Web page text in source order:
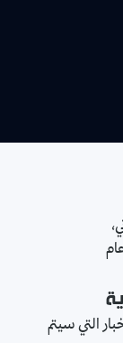
التي سيتم